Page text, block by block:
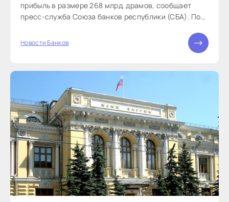
прибыль в размере 268 млрд. драмов, сообщает
пресс-служба Союза банков республики (СБА). По
Новости Банков